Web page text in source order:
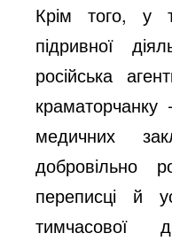
Крім того, у
підривної
російська
медичних
добровільно
переписці й
тимчасової